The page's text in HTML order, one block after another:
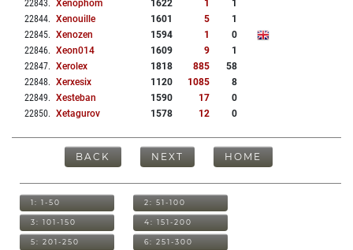
22843. Xenophom 1622 1
1
22844. Xenouille 1601 5
1
22845. Xenozen 1594 1
0
22846. Xeon014 1609 9
1
22847. Xerolex 1818 885
58
22848. Xerxesix 1120 1085
8
22849. Xesteban 1590 17
0
22850. Xetagurov 1578 12 0
BACK NEXT HOME
1: 1-50 2: 51-100
3: 101-150 4: 151-200
5: 201-250 6: 251-300